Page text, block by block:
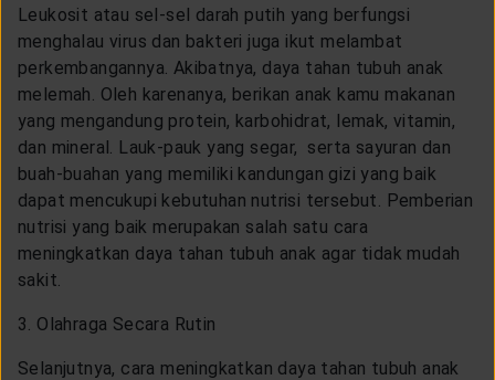
Leukosit atau sel-sel darah putih yang berfungsi
menghalau virus dan bakteri juga ikut melambat
perkembangannya. Akibatnya, daya tahan tubuh anak
melemah. Oleh karenanya, berikan anak kamu makanan
yang mengandung protein, karbohidrat, lemak, vitamin,
dan mineral. Lauk-pauk yang segar, serta sayuran dan
buah-buahan yang memiliki kandungan gizi yang baik
dapat mencukupi kebutuhan nutrisi tersebut. Pemberian
nutrisi yang baik merupakan salah satu cara
meningkatkan daya tahan tubuh anak agar tidak mudah
sakit.
3. Olahraga Secara Rutin
Selanjutnya, cara meningkatkan daya tahan tubuh anak